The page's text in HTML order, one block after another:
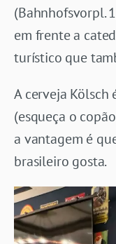
(Bahnhofsvorpl.
em frente a
turístico que
A cerveja Kölsch
(esqueça o
a vantagem é
brasileiro gosta.